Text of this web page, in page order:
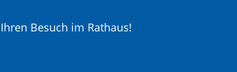
Besuch im Rathaus!